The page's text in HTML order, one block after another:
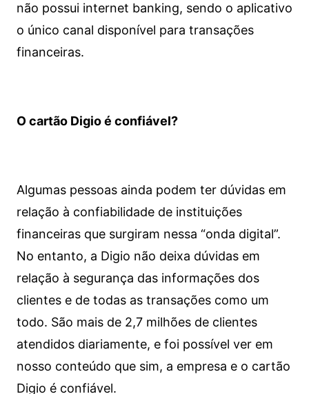
não possui internet banking, sendo o aplicativo
o único canal disponível para transações
financeiras.
O cartão Digio é confiável?
Algumas pessoas ainda podem ter dúvidas em
relação à confiabilidade de instituições
financeiras que surgiram nessa “onda digital”.
No entanto, a Digio não deixa dúvidas em
relação à segurança das informações dos
clientes e de todas as transações como um
todo. São mais de 2,7 milhões de clientes
atendidos diariamente, e foi possível ver em
nosso conteúdo que sim, a empresa e o cartão
Digio é confiável.